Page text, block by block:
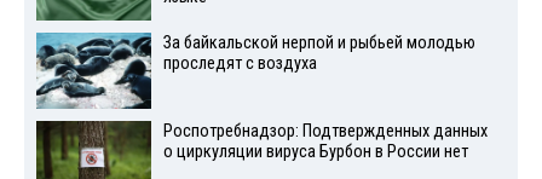
За байкальской нерпой и рыбьей молодью
проследят с воздуха
Роспотребнадзор: Подтвержденных данных
о циркуляции вируса Бурбон в России нет